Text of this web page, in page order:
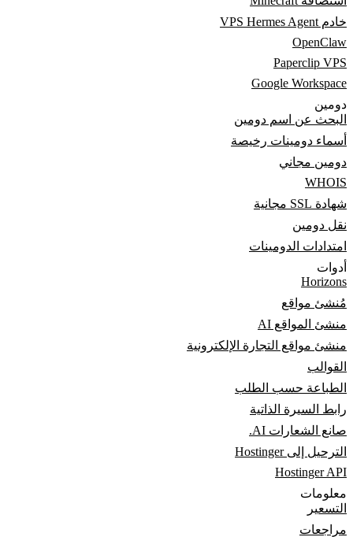
خادم VPS Hermes Agent
OpenClaw
Paperclip VPS
Google Workspace
دومين
البحث عن اسم دومين
أسماء دومينات رخيصة
دومين مجاني
WHOIS
شهادة SSL مجانية
نقل دومين
امتدادات الدومينات
أدوات
Horizons
مُنشئ مواقع
منشئ المواقع AI
منشئ مواقع التجارة الإلكترونية
القوالب
الطباعة حسب الطلب
رابط السيرة الذاتية
صانع الشعارات AI.
الترحيل إلى Hostinger
Hostinger API
معلومات
التسعير
مراجعات